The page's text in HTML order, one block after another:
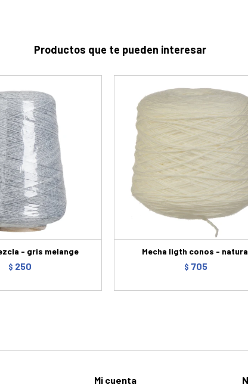
Productos que te pueden interesar
- gris melange
$ 250
Mecha ligth conos -
$ 705
Mi cuenta